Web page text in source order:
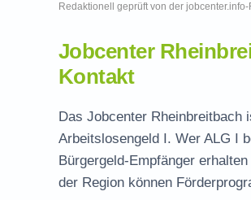
Redaktionell geprüft von der
Jobcenter
Kontakt
Das Jobcenter Rheinbreitbach
Arbeitslosengeld I. Wer ALG I
Bürgergeld-Empfänger
der Region können